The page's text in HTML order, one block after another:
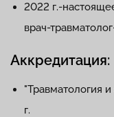
2022 г.-
врач-
Аккредитация:
"Травматология
г.